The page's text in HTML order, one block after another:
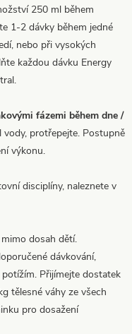
250 ml během
1-2 dávky během jedné
nebo při vysokých
každou dávku Energy
fázemi během dne /
protřepejte. Postupně
výkonu.
disciplíny, naleznete v
dosah dětí.
dávkování,
Přijímejte dostatek
tělesné váhy ze všech
pro dosažení